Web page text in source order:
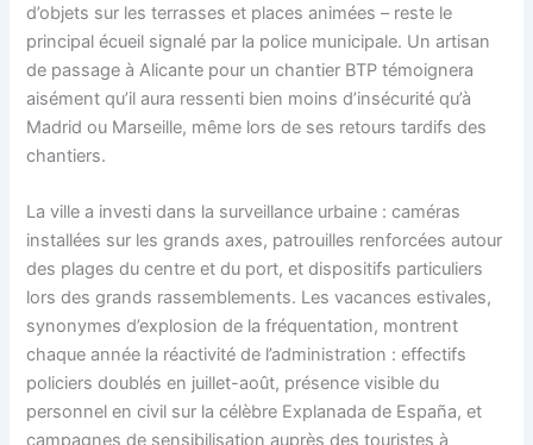
d’objets sur les terrasses et places animées – reste le
principal écueil signalé par la police municipale. Un artisan
de passage à Alicante pour un chantier BTP témoignera
aisément qu’il aura ressenti bien moins d’insécurité qu’à
Madrid ou Marseille, même lors de ses retours tardifs des
chantiers.
La ville a investi dans la surveillance urbaine : caméras
installées sur les grands axes, patrouilles renforcées autour
des plages du centre et du port, et dispositifs particuliers
lors des grands rassemblements. Les vacances estivales,
synonymes d’explosion de la fréquentation, montrent
chaque année la réactivité de l’administration : effectifs
policiers doublés en juillet-août, présence visible du
personnel en civil sur la célèbre Explanada de España, et
campagnes de sensibilisation auprès des touristes à